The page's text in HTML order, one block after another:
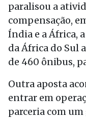
paralisou a
compensação,
Índia e a África,
da África do Sul
de 460 ônibus,
Outra aposta
entrar em
parceria com